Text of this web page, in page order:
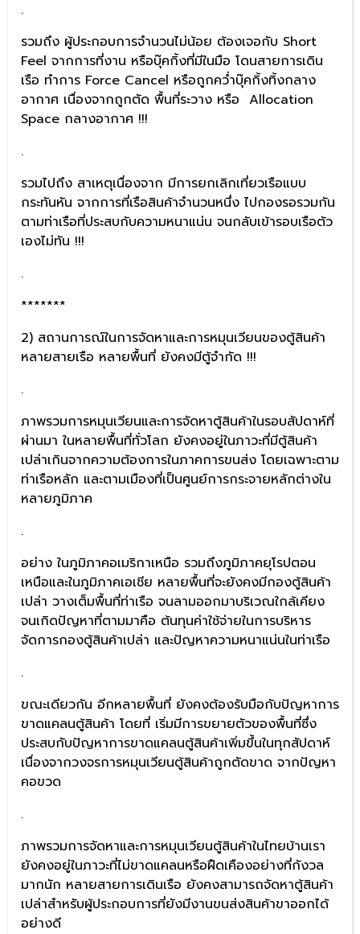
.
รวมถึง ผู้ประกอบการจำนวนไม่น้อย ต้องเจอกับ Short
Feel จากการที่งาน หรือบุ๊คกิ้งที่มีในมือ โดนสายการเดิน
เรือ ทำการ Force Cancel หรือถูกคว่ำบุ๊คกิ้งทิ้งกลาง
อากาศ เนื่องจากถูกตัด พื้นที่ระวาง หรือ Allocation
Space กลางอากาศ !!!
.
รวมไปถึง สาเหตุเนื่องจาก มีการยกเลิกเที่ยวเรือแบบ
กระทันหัน จากการที่เรือสินค้าจำนวนหนึ่ง ไปกองรอรวมกัน
ตามท่าเรือที่ประสบกับความหนาแน่น จนกลับเข้ารอบเรือตัว
เองไม่ทัน !!!
.
*******
2) สถานการณ์ในการจัดหาและการหมุนเวียนของตู้สินค้า
หลายสายเรือ หลายพื้นที่ ยังคงมีตู้จำกัด !!!
.
ภาพรวมการหมุนเวียนและการจัดหาตู้สินค้าในรอบสัปดาห์ที่
ผ่านมา ในหลายพื้นที่ทั่วโลก ยังคงอยู่ในภาวะที่มีตู้สินค้า
เปล่าเกินจากความต้องการในภาคการขนส่ง โดยเฉพาะตาม
ท่าเรือหลัก และตามเมืองที่เป็นศูนย์การกระจายหลักต่างใน
หลายภูมิภาค
.
อย่าง ในภูมิภาคอเมริกาเหนือ รวมถึงภูมิภาคยุโรปตอน
เหนือและในภูมิภาคเอเชีย หลายพื้นที่จะยังคงมีกองตู้สินค้า
เปล่า วางเต็มพื้นที่ท่าเรือ จนลามออกมาบริเวณใกล้เคียง
จนเกิดปัญหาที่ตามมาคือ ต้นทุนค่าใช้จ่ายในการบริหาร
จัดการกองตู้สินค้าเปล่า และปัญหาความหนาแน่นในท่าเรือ
.
ขณะเดียวกัน อีกหลายพื้นที่ ยังคงต้องรับมือกับปัญหาการ
ขาดแคลนตู้สินค้า โดยที่ เริ่มมีการขยายตัวของพื้นที่ซึ่ง
ประสบกับปัญหาการขาดแคลนตู้สินค้าเพิ่มขึ้นในทุกสัปดาห์
เนื่องจากวงจรการหมุนเวียนตู้สินค้าถูกตัดขาด จากปัญหา
คอขวด
.
ภาพรวมการจัดหาและการหมุนเวียนตู้สินค้าในไทยบ้านเรา
ยังคงอยู่ในภาวะที่ไม่ขาดแคลนหรือฝืดเคืองอย่างที่กังวล
มากนัก หลายสายการเดินเรือ ยังคงสามารถจัดหาตู้สินค้า
เปล่าสำหรับผู้ประกอบการที่ยังมีงานขนส่งสินค้าขาออกได้
อย่างดี